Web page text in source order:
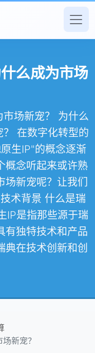
么成为市场
场新宠？ 为什么
在数字化转型的
生IP"的概念逐渐
概念听起来或许熟
场新宠呢？让我们
术背景 什么是瑞
IP是指那些源于瑞
有独特技术和产品
典在技术创新和创
新宠？